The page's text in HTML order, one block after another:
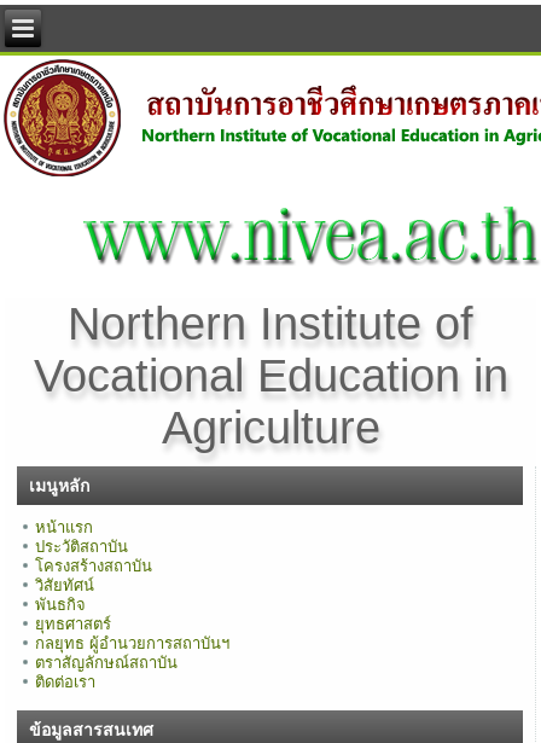
Northern Institute of
Vocational Education in
Agriculture
เมนูหลัก
หน้าแรก
ประวัติสถาบัน
โครงสร้างสถาบัน
วิสัยทัศน์
พันธกิจ
ยุทธศาสตร์
กลยุทธ ผู้อำนวยการสถาบันฯ
ตราสัญลักษณ์สถาบัน
ติดต่อเรา
ข้อมูลสารสนเทศ